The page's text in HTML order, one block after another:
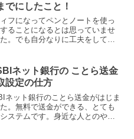
でにしたこと！
フになってペンとノートを使っ
ることになるとは思っていませ
。でも自分なりに工夫をして勉
。ネット銀行の ことら送金
設定の仕方
ネット銀行のことら送金がはじま
。無料で送金ができる、とても
ステムです。身近な人とのやり